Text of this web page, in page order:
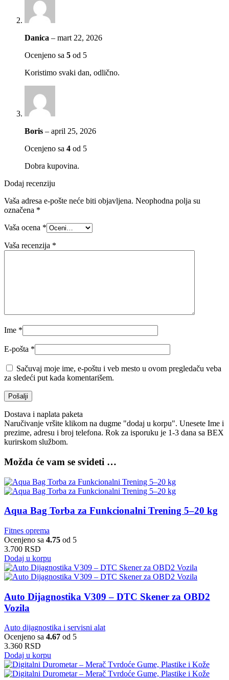
Danica – mart 22, 2026
Ocenjeno sa 5 od 5
Koristimo svaki dan, odlično.
Boris – april 25, 2026
Ocenjeno sa 4 od 5
Dobra kupovina.
Dodaj recenziju
Vaša adresa e-pošte neće biti objavljena. Neophodna polja su
označena *
Vaša ocena *
Vaša recenzija *
Ime *
E-pošta *
Sačuvaj moje ime, e-poštu i veb mesto u ovom pregledaču veba
za sledeći put kada komentarišem.
Dostava i naplata paketa
Naručivanje vršite klikom na dugme "dodaj u korpu". Unesete Ime i
prezime, adresu i broj telefona. Rok za isporuku je 1-3 dana sa BEX
kurirskom službom.
Možda će vam se svideti …
Aqua Bag Torba za Funkcionalni Trening 5–20 kg
Fitnes oprema
Ocenjeno sa 4.75 od 5
3.700 RSD
Dodaj u korpu
Auto Dijagnostika V309 – DTC Skener za OBD2
Vozila
Auto dijagnostika i servisni alat
Ocenjeno sa 4.67 od 5
3.360 RSD
Dodaj u korpu